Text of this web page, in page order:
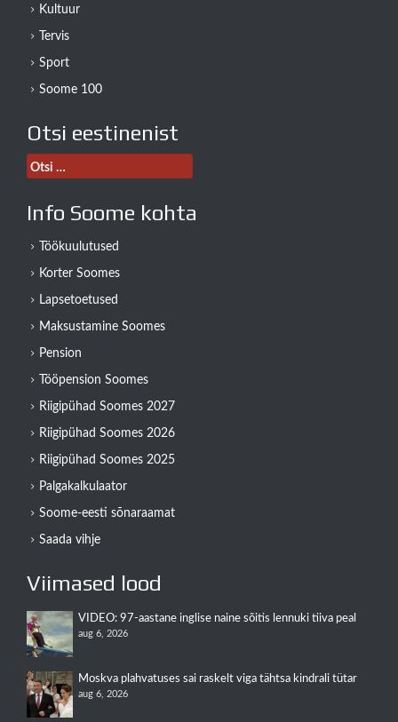
Kultuur
Tervis
Sport
Soome 100
Otsi eestinenist
Otsi:
Info Soome kohta
Töökuulutused
Korter Soomes
Lapsetoetused
Maksustamine Soomes
Pension
Tööpension Soomes
Riigipühad Soomes 2027
Riigipühad Soomes 2026
Riigipühad Soomes 2025
Palgakalkulaator
Soome-eesti sõnaraamat
Saada vihje
Viimased lood
VIDEO: 97-aastane inglise naine sõitis lennuki tiiva peal
aug 6, 2026
Moskva plahvatuses sai raskelt viga tähtsa kindrali tütar
aug 6, 2026